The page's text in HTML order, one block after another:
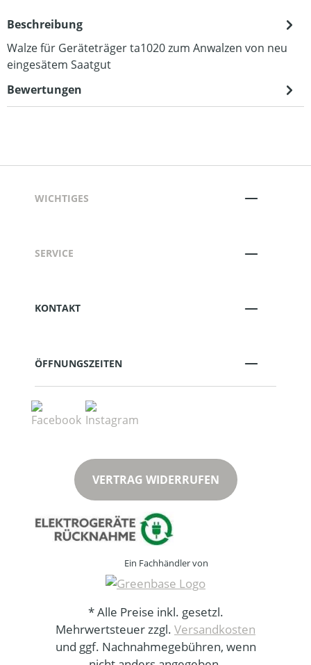
Beschreibung
Walze für Geräteträger ta1020 zum Anwalzen von neu
eingesätem Saatgut
Bewertungen
WICHTIGES
SERVICE
KONTAKT
ÖFFNUNGSZEITEN
VERTRAG WIDERRUFEN
Ein Fachhändler von
* Alle Preise inkl. gesetzl.
Mehrwertsteuer zzgl. Versandkosten
und ggf. Nachnahmegebühren, wenn